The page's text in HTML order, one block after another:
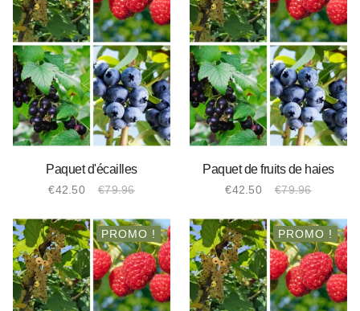
Paquet d'écailles
€79.96
Le
initial
était :
€79.96.
€42.50
Le
actuel
est :
€42.50.
Paquet de fruits de haies
€79.96
Le
initial
était :
€79.96.
€42.50
Le
actuel
est :
€42.50.
PROMO ! PROMO !